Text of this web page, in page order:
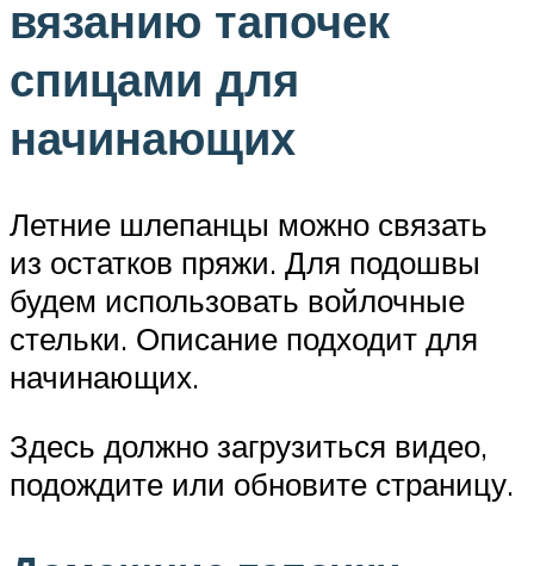
вязанию тапочек
спицами для
начинающих
Летние шлепанцы можно связать
из остатков пряжи. Для подошвы
будем использовать войлочные
стельки. Описание подходит для
начинающих.
Здесь должно загрузиться видео,
подождите или обновите страницу.